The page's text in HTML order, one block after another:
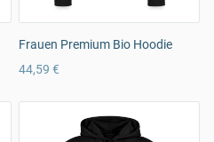
Frauen Premium Bio Hoodie
44,59 €